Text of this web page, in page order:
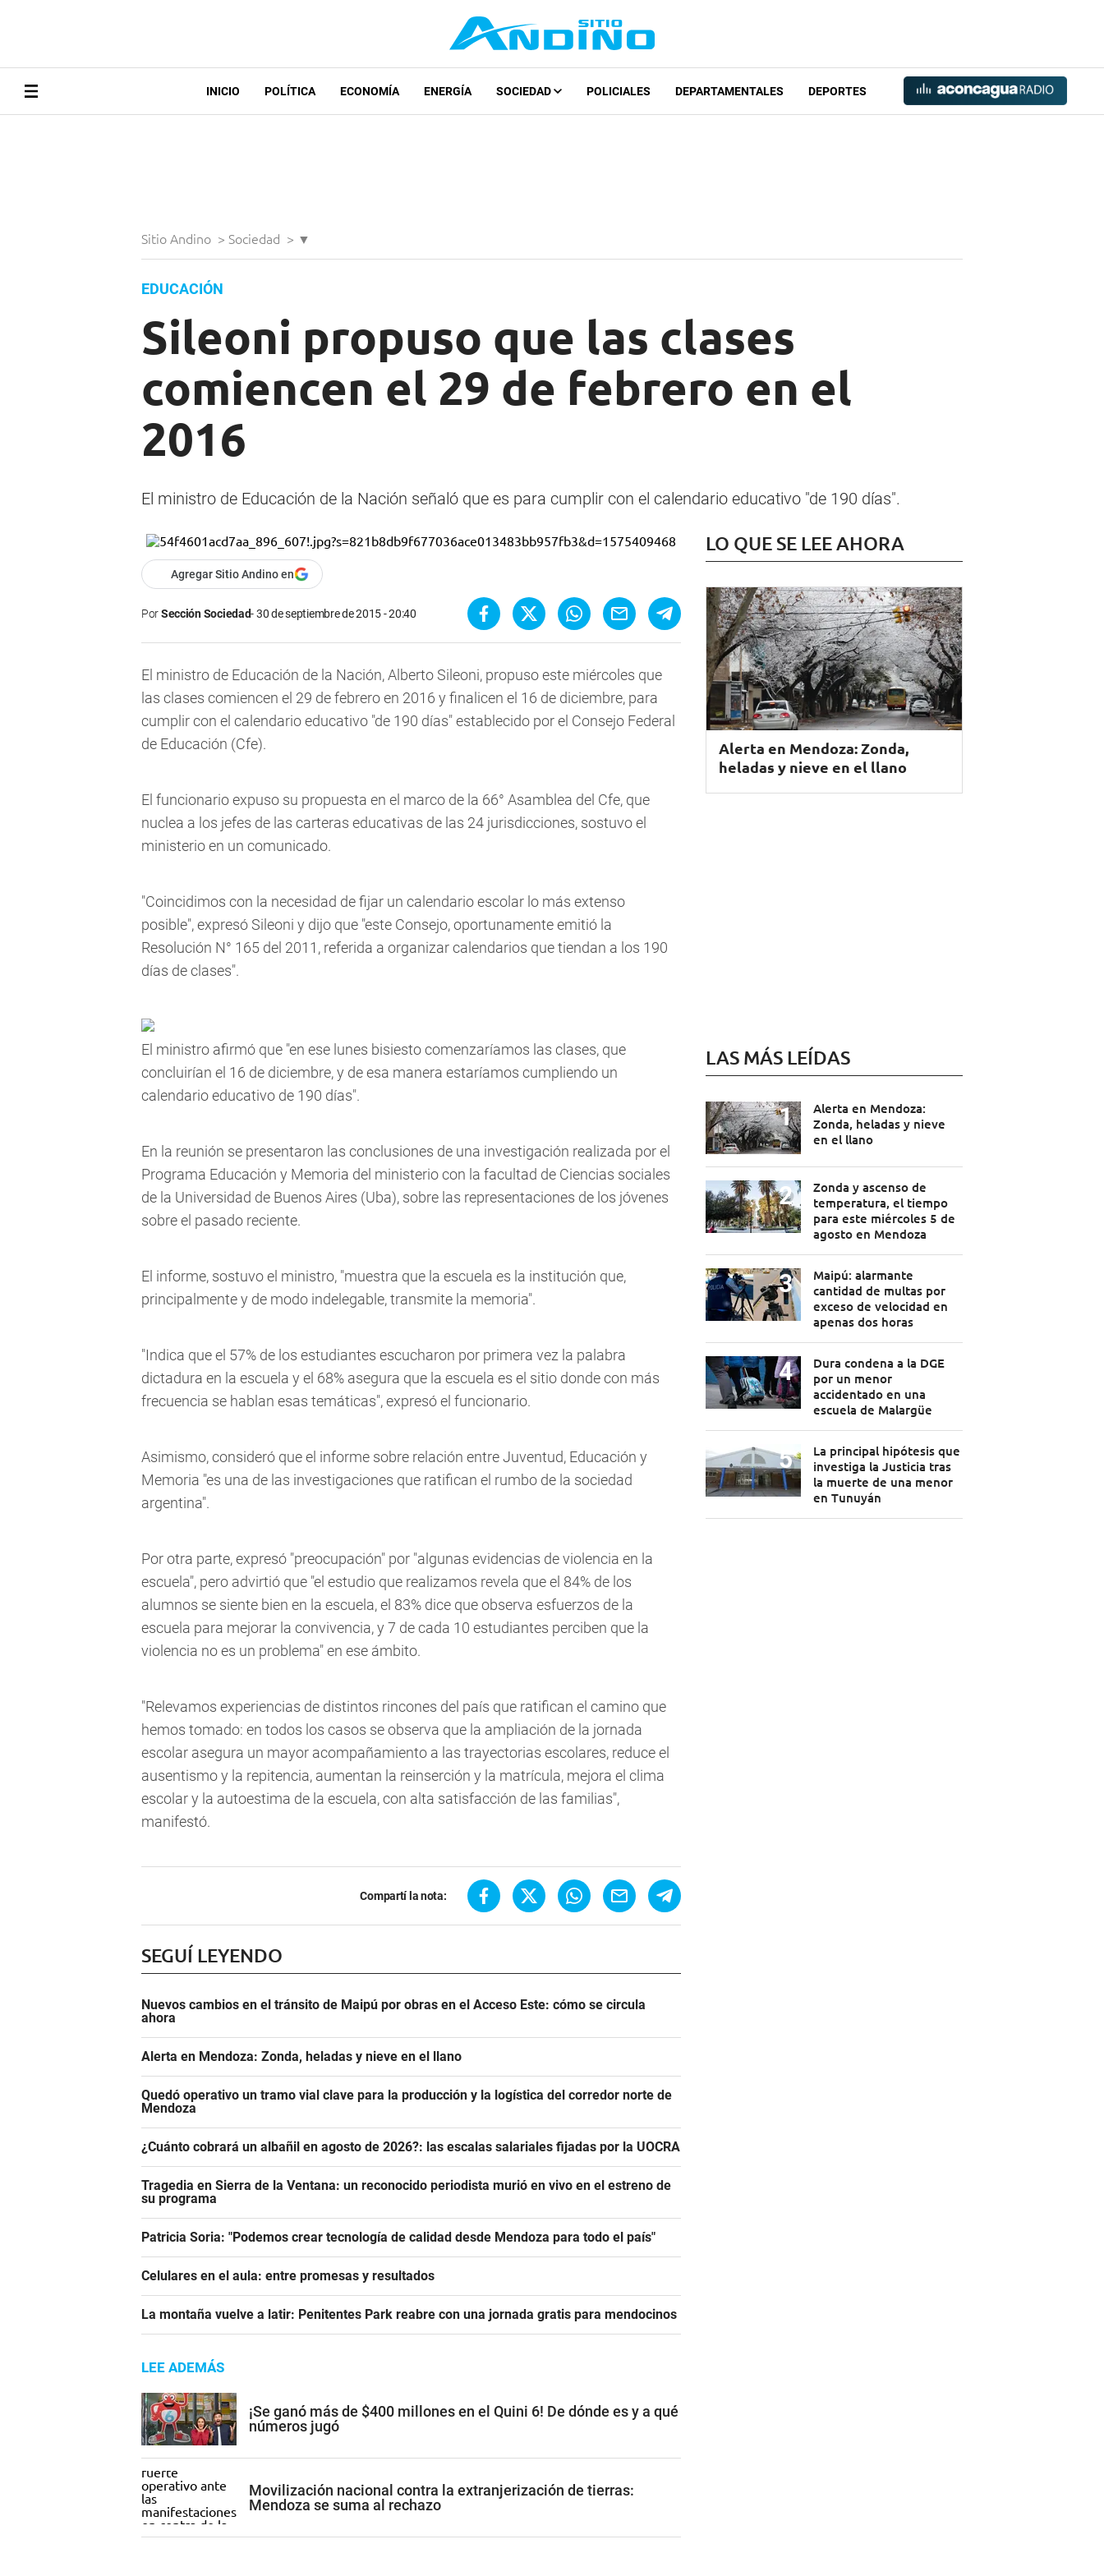
INICIO POLÍTICA ECONOMÍA ENERGÍA SOCIEDAD POLICIALES DEPARTAMENTALES DEPORTES
Sitio Andino > Sociedad > ▼
EDUCACIÓN
Sileoni propuso que las clases
comiencen el 29 de febrero en el
2016
El ministro de Educación de la Nación señaló que es para cumplir con el calendario educativo "de 190 días".
Agregar Sitio Andino en
PorSección Sociedad 30 de septiembre de 2015 - 20:40
El ministro de Educación de la Nación, Alberto Sileoni, propuso este miércoles que
las clases comiencen el 29 de febrero en 2016 y finalicen el 16 de diciembre, para
cumplir con el calendario educativo "de 190 días" establecido por el Consejo Federal
de Educación (Cfe).
El funcionario expuso su propuesta en el marco de la 66° Asamblea del Cfe, que
nuclea a los jefes de las carteras educativas de las 24 jurisdicciones, sostuvo el
ministerio en un comunicado.
"Coincidimos con la necesidad de fijar un calendario escolar lo más extenso
posible", expresó Sileoni y dijo que "este Consejo, oportunamente emitió la
Resolución N° 165 del 2011, referida a organizar calendarios que tiendan a los 190
días de clases".
El ministro afirmó que "en ese lunes bisiesto comenzaríamos las clases, que
concluirían el 16 de diciembre, y de esa manera estaríamos cumpliendo un
calendario educativo de 190 días".
En la reunión se presentaron las conclusiones de una investigación realizada por el
Programa Educación y Memoria del ministerio con la facultad de Ciencias sociales
de la Universidad de Buenos Aires (Uba), sobre las representaciones de los jóvenes
sobre el pasado reciente.
El informe, sostuvo el ministro, "muestra que la escuela es la institución que,
principalmente y de modo indelegable, transmite la memoria".
"Indica que el 57% de los estudiantes escucharon por primera vez la palabra
dictadura en la escuela y el 68% asegura que la escuela es el sitio donde con más
frecuencia se hablan esas temáticas", expresó el funcionario.
Asimismo, consideró que el informe sobre relación entre Juventud, Educación y
Memoria "es una de las investigaciones que ratifican el rumbo de la sociedad
argentina".
Por otra parte, expresó "preocupación" por "algunas evidencias de violencia en la
escuela", pero advirtió que "el estudio que realizamos revela que el 84% de los
alumnos se siente bien en la escuela, el 83% dice que observa esfuerzos de la
escuela para mejorar la convivencia, y 7 de cada 10 estudiantes perciben que la
violencia no es un problema" en ese ámbito.
"Relevamos experiencias de distintos rincones del país que ratifican el camino que
hemos tomado: en todos los casos se observa que la ampliación de la jornada
escolar asegura un mayor acompañamiento a las trayectorias escolares, reduce el
ausentismo y la repitencia, aumentan la reinserción y la matrícula, mejora el clima
escolar y la autoestima de la escuela, con alta satisfacción de las familias",
manifestó.
Compartí la nota:
SEGUÍ LEYENDO
Nuevos cambios en el tránsito de Maipú por obras en el Acceso Este: cómo se circula
ahora
Alerta en Mendoza: Zonda, heladas y nieve en el llano
Quedó operativo un tramo vial clave para la producción y la logística del corredor norte de
Mendoza
¿Cuánto cobrará un albañil en agosto de 2026?: las escalas salariales fijadas por la UOCRA
Tragedia en Sierra de la Ventana: un reconocido periodista murió en vivo en el estreno de
su programa
Patricia Soria: "Podemos crear tecnología de calidad desde Mendoza para todo el país"
Celulares en el aula: entre promesas y resultados
La montaña vuelve a latir: Penitentes Park reabre con una jornada gratis para mendocinos
LEE ADEMÁS
¡Se ganó más de $400 millones en el Quini 6! De dónde es y a qué
números jugó
Movilización nacional contra la extranjerización de tierras:
Mendoza se suma al rechazo
LO QUE SE LEE AHORA
Alerta en Mendoza: Zonda,
heladas y nieve en el llano
LAS MÁS LEÍDAS
Alerta en Mendoza:
Zonda, heladas y nieve
en el llano
Zonda y ascenso de
temperatura, el tiempo
para este miércoles 5 de
agosto en Mendoza
Maipú: alarmante
cantidad de multas por
exceso de velocidad en
apenas dos horas
Dura condena a la DGE
por un menor
accidentado en una
escuela de Malargüe
La principal hipótesis que
investiga la Justicia tras
la muerte de una menor
en Tunuyán